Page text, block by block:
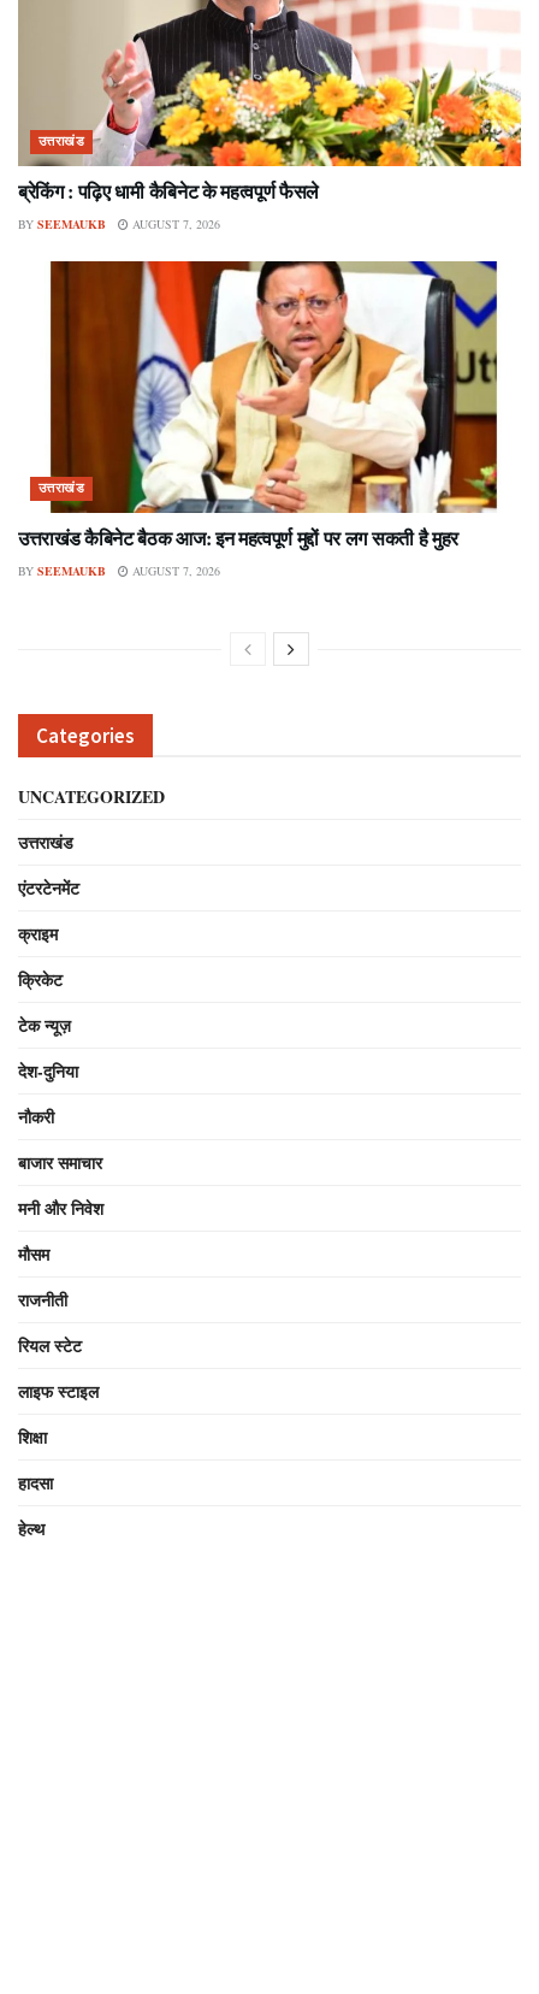
उत्तराखंड
ब्रेकिंग : पढ़िए धामी कैबिनेट के महत्वपूर्ण फैसले
BY SEEMAUKB AUGUST 7, 2026
उत्तराखंड
उत्तराखंड कैबिनेट बैठक आज: इन महत्वपूर्ण मुद्दों पर लग सकती है मुहर
BY SEEMAUKB AUGUST 7, 2026
Categories
UNCATEGORIZED
उत्तराखंड
एंटरटेनमेंट
क्राइम
क्रिकेट
टेक न्यूज़
देश-दुनिया
नौकरी
बाजार समाचार
मनी और निवेश
मौसम
राजनीती
रियल स्टेट
लाइफ स्टाइल
शिक्षा
हादसा
हेल्थ